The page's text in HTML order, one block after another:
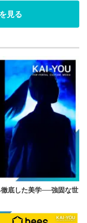
見る
底した美学──強固な世